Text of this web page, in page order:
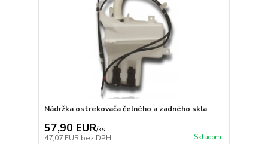
Nádržka ostrekovača čelného a zadného skla
57,90 EUR/ks
47,07 EUR bez DPH Skladom